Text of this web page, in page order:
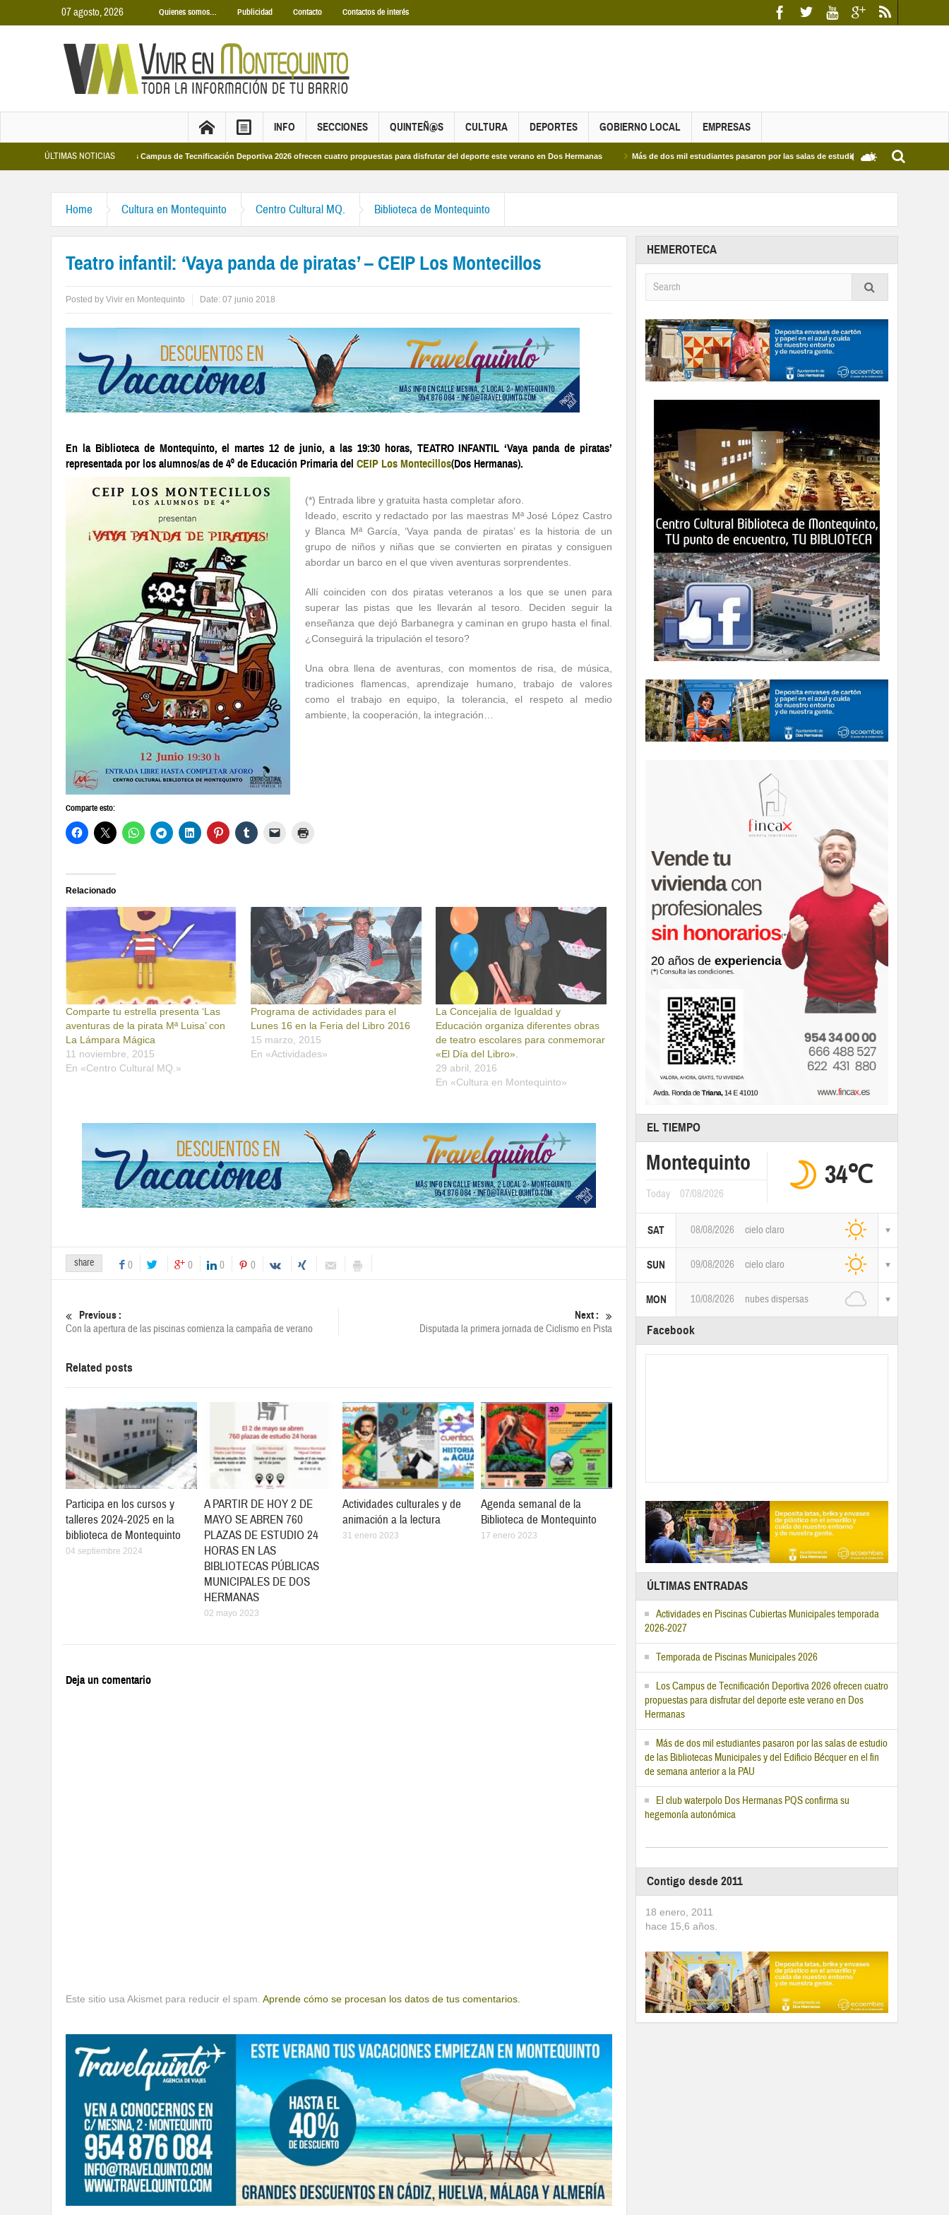
07 agosto, 2026 Quienes somos… Publicidad Contacto Contactos de interés
INFO SECCIONES QUINTEÑ@S CULTURA DEPORTES GOBIERNO LOCAL EMPRESAS
ÚLTIMAS NOTICIAS
2026 Los Campus de Tecnificación Deportiva 2026 ofrecen cuatro propuestas para disfrutar del deporte este verano en Dos Hermanas Más de dos mil estudiantes pasaron por las salas de estudio de las Bibliotecas Municipales
Home Cultura en Montequinto Centro Cultural MQ. Biblioteca de Montequinto
Teatro infantil: ‘Vaya panda de piratas’ – CEIP Los Montecillos
Posted by Vivir en Montequinto Date: 07 junio 2018
En la Biblioteca de Montequinto, el martes 12 de junio, a las 19:30 horas, TEATRO INFANTIL ‘Vaya panda de piratas’
representada por los alumnos/as de 4º de Educación Primaria del CEIP Los Montecillos(Dos Hermanas).
(*) Entrada libre y gratuita hasta completar aforo.
Ideado, escrito y redactado por las maestras Mª José López Castro
y Blanca Mª García, ‘Vaya panda de piratas’ es la historia de un
grupo de niños y niñas que se convierten en piratas y consiguen
abordar un barco en el que viven aventuras sorprendentes.
Allí coinciden con dos piratas veteranos a los que se unen para
superar las pistas que les llevarán al tesoro. Deciden seguir la
enseñanza que dejó Barbanegra y caminan en grupo hasta el final.
¿Conseguirá la tripulación el tesoro?
Una obra llena de aventuras, con momentos de risa, de música,
tradiciones flamencas, aprendizaje humano, trabajo de valores
como el trabajo en equipo, la tolerancia, el respeto al medio
ambiente, la cooperación, la integración…
Comparte esto:
Relacionado
Comparte tu estrella presenta ‘Las
aventuras de la pirata Mª Luisa’ con
La Lámpara Mágica
11 noviembre, 2015
En «Centro Cultural MQ.»
Programa de actividades para el
Lunes 16 en la Feria del Libro 2016
15 marzo, 2015
En «Actividades»
La Concejalía de Igualdad y
Educación organiza diferentes obras
de teatro escolares para conmemorar
«El Día del Libro».
29 abril, 2016
En «Cultura en Montequinto»
share 0 0 0 0
Previous :
Con la apertura de las piscinas comienza la campaña de verano
Next :
Disputada la primera jornada de Ciclismo en Pista
Related posts
Participa en los cursos y
talleres 2024-2025 en la
biblioteca de Montequinto
04 septiembre 2024
A PARTIR DE HOY 2 DE
MAYO SE ABREN 760
PLAZAS DE ESTUDIO 24
HORAS EN LAS
BIBLIOTECAS PÚBLICAS
MUNICIPALES DE DOS
HERMANAS
02 mayo 2023
Actividades culturales y de
animación a la lectura
31 enero 2023
Agenda semanal de la
Biblioteca de Montequinto
17 enero 2023
Deja un comentario
Este sitio usa Akismet para reducir el spam. Aprende cómo se procesan los datos de tus comentarios.
HEMEROTECA
EL TIEMPO
Montequinto
Today 07/08/2026
34℃
SAT 08/08/2026 cielo claro
SUN 09/08/2026 cielo claro
MON 10/08/2026 nubes dispersas
Facebook
ÚLTIMAS ENTRADAS
Actividades en Piscinas Cubiertas Municipales temporada
2026-2027
Temporada de Piscinas Municipales 2026
Los Campus de Tecnificación Deportiva 2026 ofrecen cuatro
propuestas para disfrutar del deporte este verano en Dos
Hermanas
Más de dos mil estudiantes pasaron por las salas de estudio
de las Bibliotecas Municipales y del Edificio Bécquer en el fin
de semana anterior a la PAU
El club waterpolo Dos Hermanas PQS confirma su
hegemonía autonómica
Contigo desde 2011
18 enero, 2011
hace 15,6 años.